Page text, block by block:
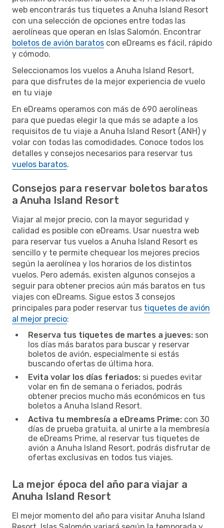
web encontrarás tus tiquetes a Anuha Island Resort
con una selección de opciones entre todas las
aerolíneas que operan en Islas Salomón. Encontrar
boletos de avión baratos con eDreams es fácil, rápido
y cómodo.
Seleccionamos los vuelos a Anuha Island Resort,
para que disfrutes de la mejor experiencia de vuelo
en tu viaje
En eDreams operamos con más de 690 aerolíneas
para que puedas elegir la que más se adapte a los
requisitos de tu viaje a Anuha Island Resort (ANH) y
volar con todas las comodidades. Conoce todos los
detalles y consejos necesarios para reservar tus
vuelos baratos.
Consejos para reservar boletos baratos
a Anuha Island Resort
Viajar al mejor precio, con la mayor seguridad y
calidad es posible con eDreams. Usar nuestra web
para reservar tus vuelos a Anuha Island Resort es
sencillo y te permite chequear los mejores precios
según la aerolínea y los horarios de los distintos
vuelos. Pero además, existen algunos consejos a
seguir para obtener precios aún más baratos en tus
viajes con eDreams. Sigue estos 3 consejos
principales para poder reservar tus tiquetes de avión
al mejor precio:
Reserva tus tiquetes de martes a jueves: son
los días más baratos para buscar y reservar
boletos de avión, especialmente si estás
buscando ofertas de última hora.
Evita volar los días feriados: si puedes evitar
volar en fin de semana o feriados, podrás
obtener precios mucho más económicos en tus
boletos a Anuha Island Resort.
Activa tu membresía a eDreams Prime: con 30
días de prueba gratuita, al unirte a la membresía
de eDreams Prime, al reservar tus tiquetes de
avión a Anuha Island Resort, podrás disfrutar de
ofertas exclusivas en todos tus viajes.
La mejor época del año para viajar a
Anuha Island Resort
El mejor momento del año para visitar Anuha Island